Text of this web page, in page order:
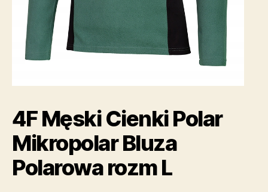
4F Męski Cienki Polar
Mikropolar Bluza
Polarowa rozm L